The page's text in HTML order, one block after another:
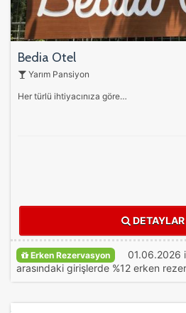
Bedia Otel
Yarım Pansiyon
Her türlü ihtiyacınıza göre…
DETAYLAR
Erken Rezervasyon
01.06.2026
arasındaki girişlerde %12 erken